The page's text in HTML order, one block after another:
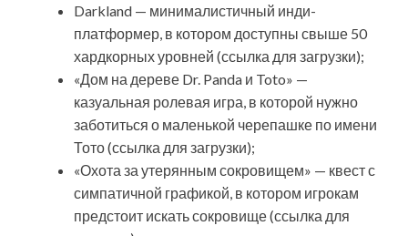
Darkland — минималистичный инди-
платформер, в котором доступны свыше 50
хардкорных уровней (ссылка для загрузки);
«Дом на дереве Dr. Panda и Toto» —
казуальная ролевая игра, в которой нужно
заботиться о маленькой черепашке по имени
Тото (ссылка для загрузки);
«Охота за утерянным сокровищем» — квест с
симпатичной графикой, в котором игрокам
предстоит искать сокровище (ссылка для